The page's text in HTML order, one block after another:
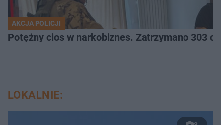
AKCJA POLICJI
Potężny cios
LOKALNIE: